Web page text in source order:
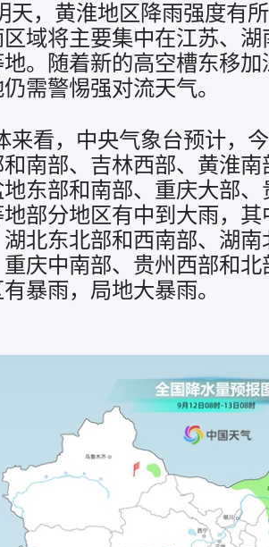
天，黄淮地区降雨强度有
域将主要集中在江苏、
。随着新的高空槽东移
需警惕强对流天气。
来看，中央气象台预计，
南部、吉林西部、黄淮
地东部和南部、重庆大部
部分地区有中到大雨，
北东北部和西南部、湖
庆中南部、贵州西部和
暴雨，局地大暴雨。